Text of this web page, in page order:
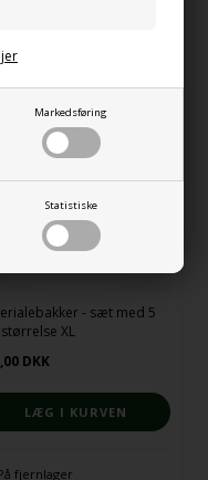
Markedsføring
Statistiske
- sæt med 5
XL
DKK
fjernlager